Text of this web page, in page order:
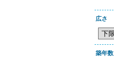
広さ
築年数